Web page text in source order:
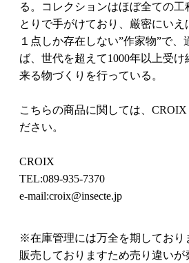
る。コレクションはほぼ全ての
とりで手がけており、厳密にい
１点しか存在しない”作家物”で、
ば、世代を超えて1000年以上受
来る物づくりを行っている。
こちらの商品に関しては、CROIX
ださい。
CROIX
TEL:089-935-7370
e-mail:croix@insecte.jp
※在庫管理には万全を期しており
販売しておりますため売り違い